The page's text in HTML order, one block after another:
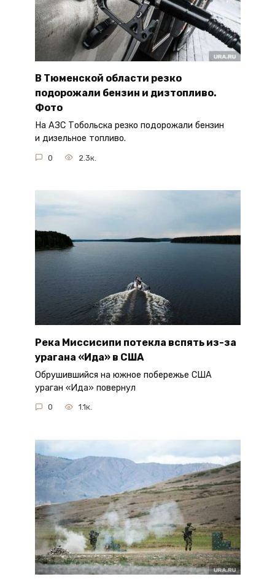
В Тюменской области резко
подорожали бензин и дизтопливо.
Фото
На АЗС Тобольска резко подорожали бензин
и дизельное топливо.
0 2.3к.
Река Миссисипи потекла вспять из-за
урагана «Ида» в США
Обрушившийся на южное побережье США
ураган «Ида» повернул
0 1.1к.